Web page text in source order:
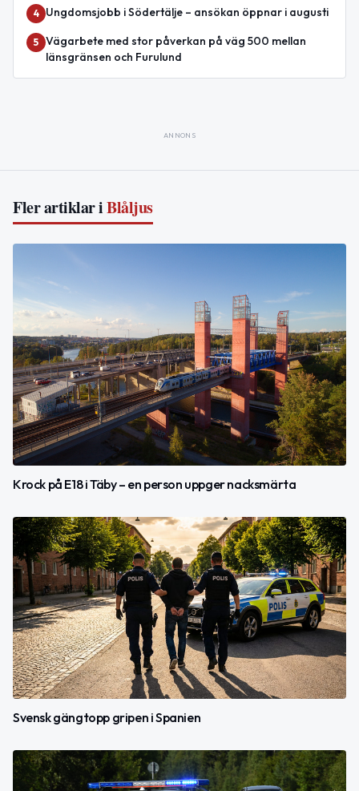
4 Ungdomsjobb i Södertälje – ansökan öppnar i augusti
5 Vägarbete med stor påverkan på väg 500 mellan
länsgränsen och Furulund
ANNONS
Fler artiklar iBlåljus
Krock på E18 i Täby – en person uppger nacksmärta
Svensk gängtopp gripen i Spanien